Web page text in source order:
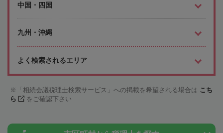
中国・四国
九州・沖縄
よく検索されるエリア
「相続会議税理士検索サービス」への掲載を希望される場合は こち
ら
をご確認下さい